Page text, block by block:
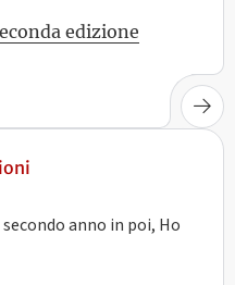
edizione
anno in poi, Ho